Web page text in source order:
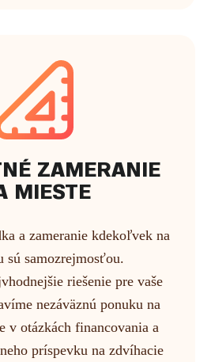
ZAMERANIE
MIESTE
a zameranie kdekoľvek na
sú samozrejmosťou.
riešenie pre vaše
nezáväznú ponuku na
v otázkách financovania a
príspevku na zdvíhacie